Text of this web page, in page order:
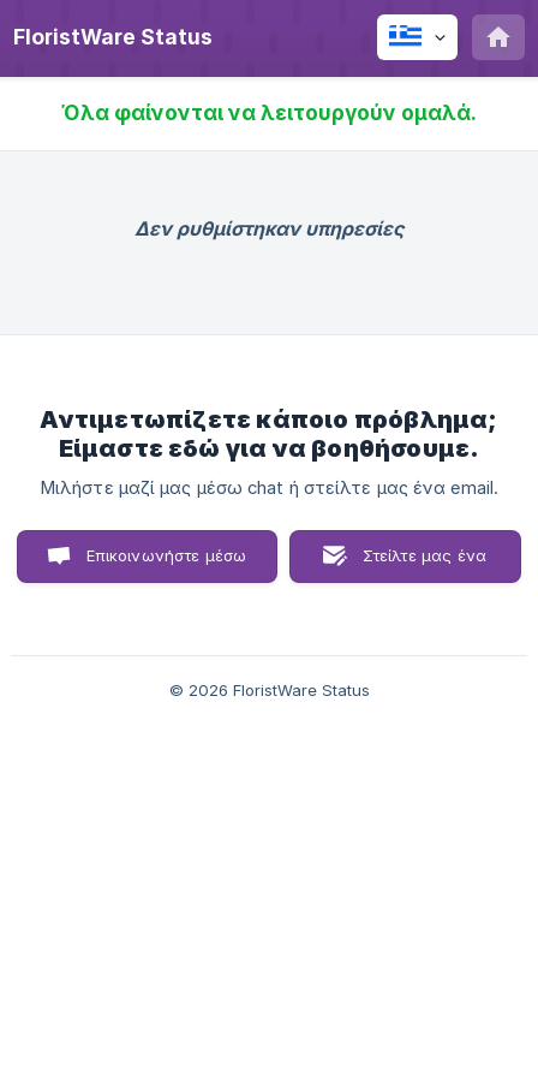
FloristWare Status
Όλα φαίνονται να λειτουργούν ομαλά.
Δεν ρυθμίστηκαν υπηρεσίες
Αντιμετωπίζετε κάποιο πρόβλημα;
Είμαστε εδώ για να βοηθήσουμε.
Μιλήστε μαζί μας μέσω chat ή στείλτε μας ένα email.
Επικοινωνήστε μέσω Στείλτε μας ένα
© 2026 FloristWare Status